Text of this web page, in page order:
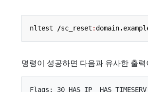
nltest /sc_reset :domain.
명령이 성공하면 다음과 유사한 출
Flags: 30 HAS_IP  HAS_TIMESERV